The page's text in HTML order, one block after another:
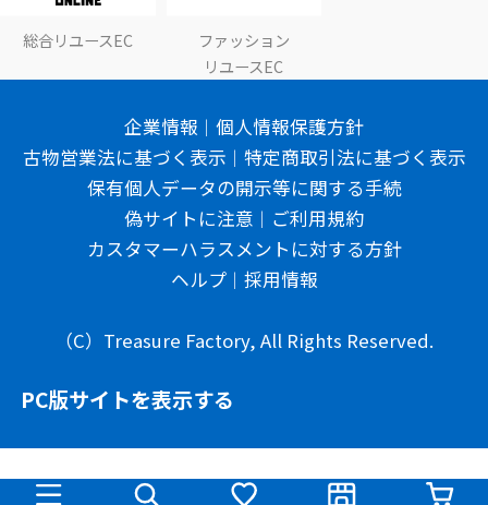
総合リユースEC
ファッション
リユースEC
企業情報
個人情報保護方針
古物営業法に基づく表示
特定商取引法に基づく表示
保有個人データの開示等に関する手続
偽サイトに注意
ご利用規約
カスタマーハラスメントに対する方針
ヘルプ
採用情報
（C）Treasure Factory, All Rights Reserved.
PC版サイトを表示する